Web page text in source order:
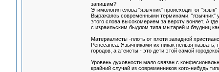
запишим?
Этимология слова "язычник" происходит от
Выражаясь современными терминами, "язычник"
этого слова высокомерием за версту воняет. А
с израильским быдлом типа мытарей и блудниц
Материалисты -плоть от плоти западной
Ренесанса. Язычниками их никак нельзя
городов, а атеисты - это дети этой самой
Уровень духовности мало связан с
крайний случай из современников кого-нибудь